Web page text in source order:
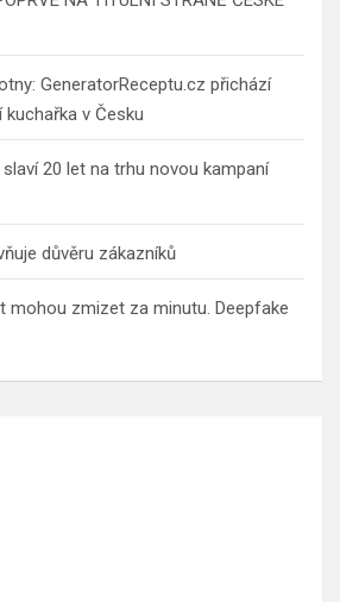
GeneratorReceptu.cz přichází
v Česku
20 let na trhu novou kampaní
důvěru zákazníků
mohou zmizet za minutu. Deepfake